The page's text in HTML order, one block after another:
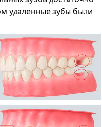
удаленные зубы были